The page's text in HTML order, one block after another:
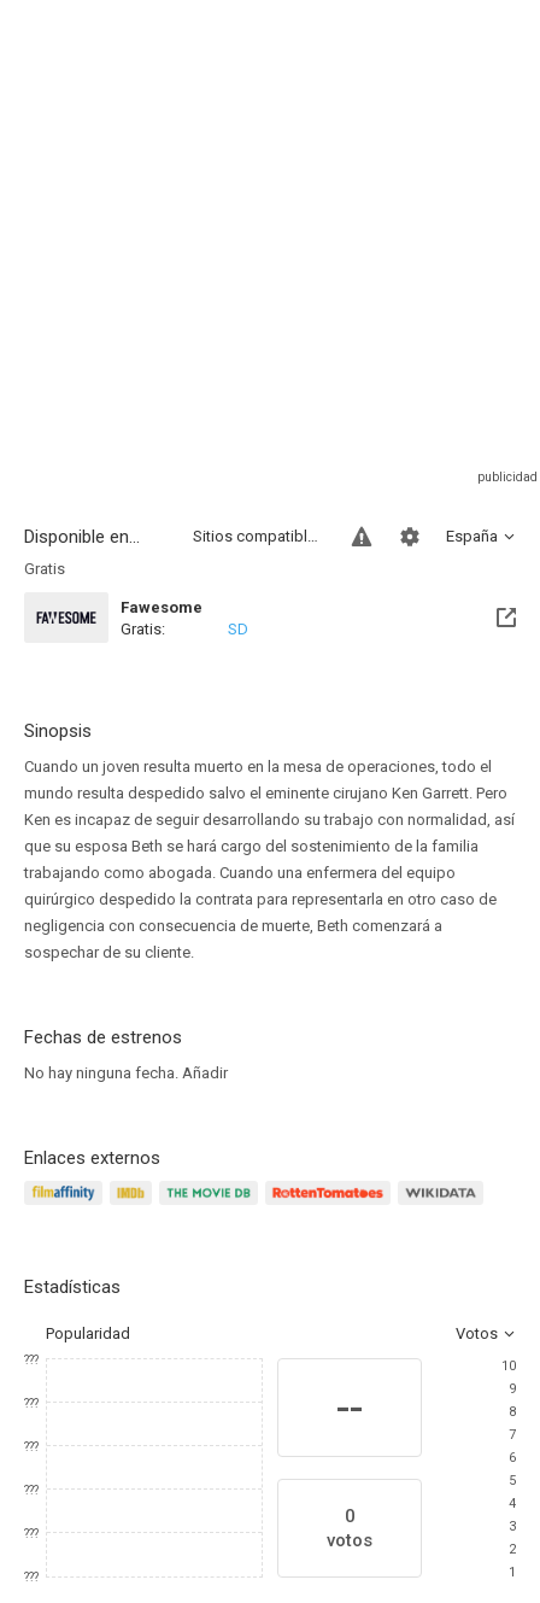
Disponible en... España
Sitios compatibles
Gratis
Fawesome
Gratis:
SD
Sinopsis
Cuando un joven resulta muerto en la mesa de operaciones, todo el
mundo resulta despedido salvo el eminente cirujano Ken Garrett. Pero
Ken es incapaz de seguir desarrollando su trabajo con normalidad, así
que su esposa Beth se hará cargo del sostenimiento de la familia
trabajando como abogada. Cuando una enfermera del equipo
quirúrgico despedido la contrata para representarla en otro caso de
negligencia con consecuencia de muerte, Beth comenzará a
sospechar de su cliente.
Fechas de estrenos
No hay ninguna fecha. Añadir
Enlaces externos
Estadísticas
Popularidad Votos
???
???
???
???
???
???
--
0
votos
10
9
8
7
6
5
4
3
2
1